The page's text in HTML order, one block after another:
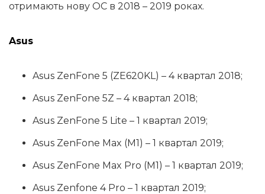
отримають нову ОС в 2018 – 2019 роках.
Asus
Asus ZenFone 5 (ZE620KL) – 4 квартал 2018;
Asus ZenFone 5Z – 4 квартал 2018;
Asus ZenFone 5 Lite – 1 квартал 2019;
Asus ZenFone Max (M1) – 1 квартал 2019;
Asus ZenFone Max Pro (M1) – 1 квартал 2019;
Asus Zenfone 4 Pro – 1 квартал 2019;